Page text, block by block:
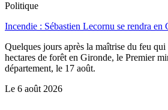
Politique
Incendie : Sébastien Lecornu se rendra en
Quelques jours après la maîtrise du feu
hectares de forêt en Gironde, le Premier
département, le 17 août.
Le 6 août 2026